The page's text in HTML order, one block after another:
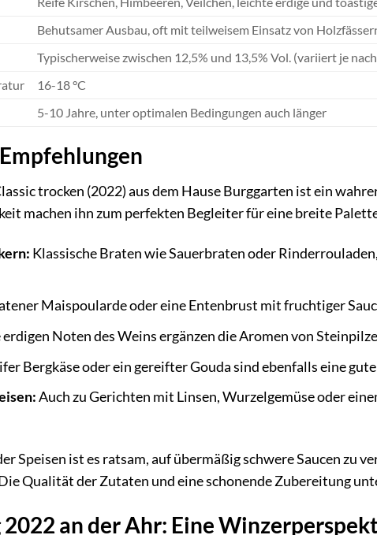
Behutsamer Ausbau, oft mit teilweisem Einsatz von
Typischerweise zwischen 12,5% und 13,5% Vol. (variiert je
16-18 °C
5-10 Jahre, unter optimalen Bedingungen auch länger
trocken (2022) aus dem Hause Burggarten ist ein
machen ihn zum perfekten Begleiter für eine breite
Klassische Braten wie Sauerbraten oder
Maispoularde oder eine Entenbrust mit fruchtiger
erdigen Noten des Weins ergänzen die Aromen von
Bergkäse oder ein gereifter Gouda sind ebenfalls eine
Auch zu Gerichten mit Linsen, Wurzelgemüse oder
Speisen ist es ratsam, auf übermäßig schwere Saucen zu
Qualität der Zutaten und eine schonende Zubereitung
2022 an der Ahr: Eine